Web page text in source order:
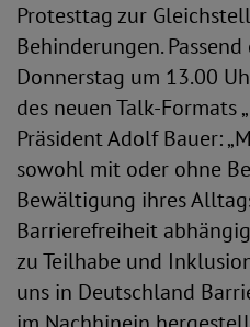
Protesttag zur
Behinderungen.
Donnerstag um 13.00
des neuen Talk-Formats
Präsident Adolf Bauer:
sowohl mit oder ohne
Bewältigung ihres
Barrierefreiheit
zu Teilhabe und
uns in Deutschland